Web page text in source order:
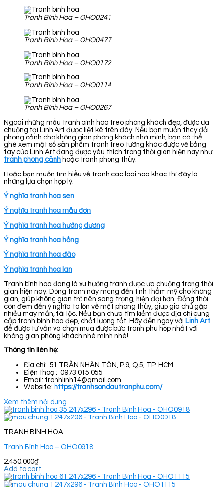
Tranh Bình Hoa – OHO0241
Tranh Bình Hoa – OHO0477
Tranh Bình Hoa – OHO0172
Tranh Bình Hoa – OHO0114
Tranh Bình Hoa – OHO0267
Ngoài những mẫu tranh bình hoa treo phòng khách đẹp, được ưa
chuộng tại Linh Art được liệt kê trên đây. Nếu bạn muốn thay đổi
phong cảnh cho không gian phòng khách nhà mình, bạn có thể
ghé xem một số sản phẩm tranh treo tường khác được vẽ bằng
tay của Linh Art đang được yêu thích trong thời gian hiện nay như:
tranh phong cảnh hoặc tranh phong thủy.
Hoặc bạn muốn tìm hiểu về tranh các loài hoa khác thì đây là
những lựa chọn hợp lý:
Ý nghĩa tranh hoa sen
Ý nghĩa tranh hoa mẫu đơn
Ý nghĩa tranh hoa hướng dương
Ý nghĩa tranh hoa hồng
Ý nghĩa tranh hoa đào
Ý nghĩa tranh hoa lan
Tranh bình hoa đang là xu hướng tranh được ưa chuộng trong thời
gian hiện nay. Dòng tranh này mang đến tính thẩm mỹ cho không
gian, giúp không gian trở nên sang trọng, hiện đại hơn. Đồng thời
còn đem đến ý nghĩa to lớn về mặt phong thủy, giúp gia chủ gặp
nhiều may mắn, tài lộc. Nếu bạn chưa tìm kiếm được địa chỉ cung
cấp tranh bình hoa đẹp, chất lượng tốt. Hãy đến ngay với Linh Art
để được tư vấn và chọn mua được bức tranh phù hợp nhất với
không gian phòng khách nhé mình nhé!
Thông tin liên hệ:
Địa chỉ: 51 TRẦN NHÂN TÔN, P.9, Q.5, TP. HCM
Điện thoại: 0973 015 055
Email: tranhlinh14@gmail.com
Website: https://tranhsondautranphu.com/
Xem thêm nội dung
TRANH BÌNH HOA
Tranh Bình Hoa – OHO0918
2.450.000₫
Add to cart